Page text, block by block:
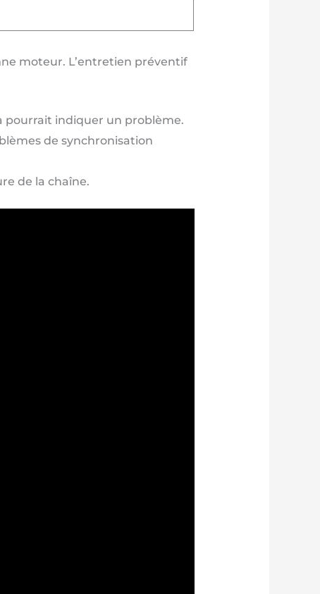
moteur. L’entretien préventif
pourrait indiquer un problème.
de synchronisation
de la chaîne.